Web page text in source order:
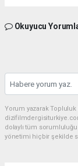
Okuyucu
Yorum yazarak Topluluk
dolaylı tüm
yönetimi hiçbir şekilde